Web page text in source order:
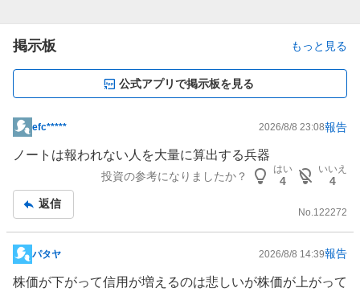
掲示板 もっと見る
公式アプリで掲示板を見る
掲
示
記
事
efc***** 2026/8/8 23:08報告
ノートは報われない人を大量に算出する兵器
投資の参考になりましたか？
はい
4
いいえ
4
返信
No. 122272
掲
示
パタヤ 2026/8/8 14:39報告
株価が下がって信用が増えるのは悲しいが株価が上がって